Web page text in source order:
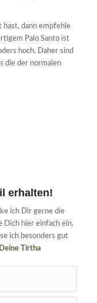
hast, dann empfehle
Palo Santo ist
hoch. Daher sind
die der normalen
erhalten!
ich Dir gerne die
Dich hier einfach ein.
ich besonders gut
Deine Tirtha